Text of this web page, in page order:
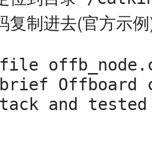
复制进去(官方示